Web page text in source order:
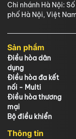
Chi nhánh Hà Nội:
phố Hà Nội, Việt
Sản phẩm
Điều hòa dân
dụng
Điều hòa đa kết
nối - Multi
Điều hòa thương
mại
Bộ điều khiển
Thông tin